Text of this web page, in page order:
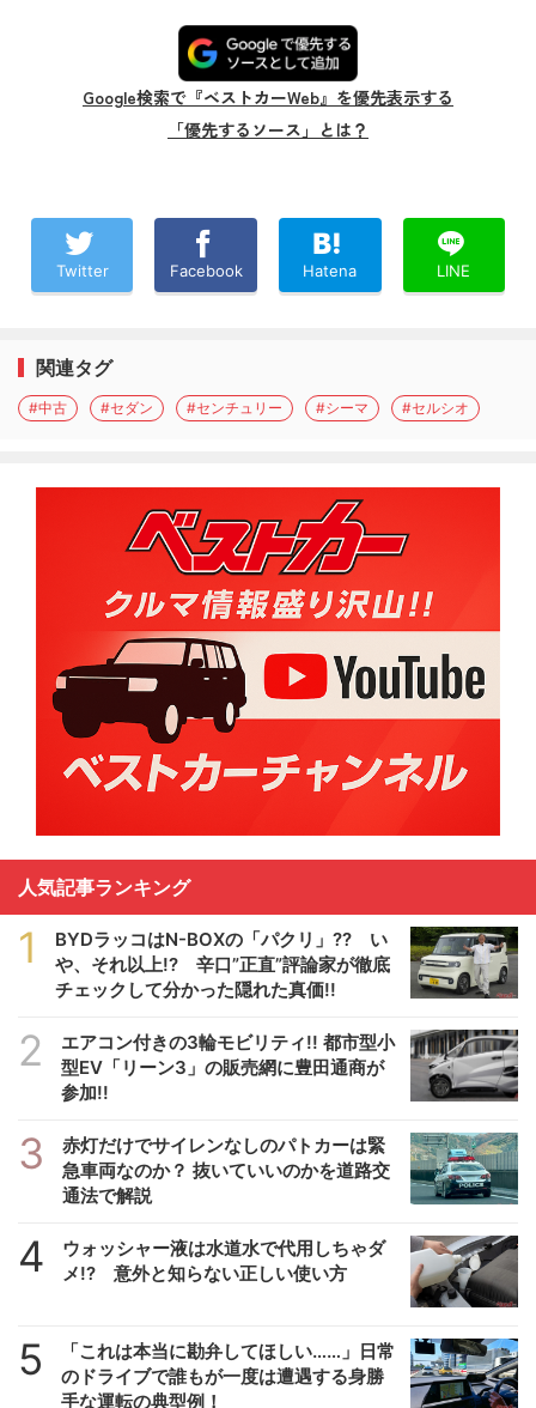
Google検索で『ベストカーWeb』を優先表示する
「優先するソース」とは？
Twitter Facebook Hatena LINE
関連タグ
#中古 #セダン #センチュリー #シーマ #セルシオ
人気記事ランキング
1
BYDラッコはN-BOXの「パクリ」?? い
や、それ以上!? 辛口”正直”評論家が徹底
チェックして分かった隠れた真価!!
2
エアコン付きの3輪モビリティ!! 都市型小
型EV「リーン3」の販売網に豊田通商が
参加!!
3
赤灯だけでサイレンなしのパトカーは緊
急車両なのか？ 抜いていいのかを道路交
通法で解説
4
ウォッシャー液は水道水で代用しちゃダ
メ!? 意外と知らない正しい使い方
5
「これは本当に勘弁してほしい……」日常
のドライブで誰もが一度は遭遇する身勝
手な運転の典型例！